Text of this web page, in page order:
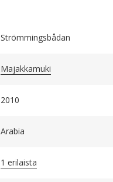
Strömmingsbådan
Majakkamuki
2010
Arabia
1 erilaista